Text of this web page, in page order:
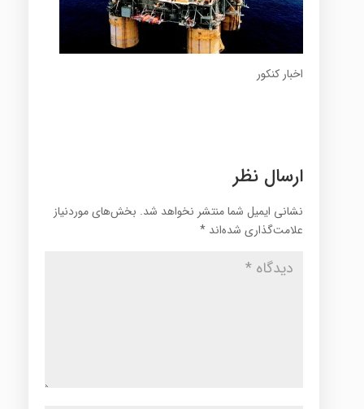
اخبار کنکور
ارسال نظر
نشانی ایمیل شما منتشر نخواهد شد. بخش‌های موردنیاز
علامت‌گذاری شده‌اند *